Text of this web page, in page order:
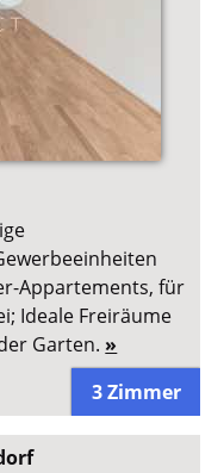
Appartements, für
Ideale Freiräume
Garten. »
3 Zimmer